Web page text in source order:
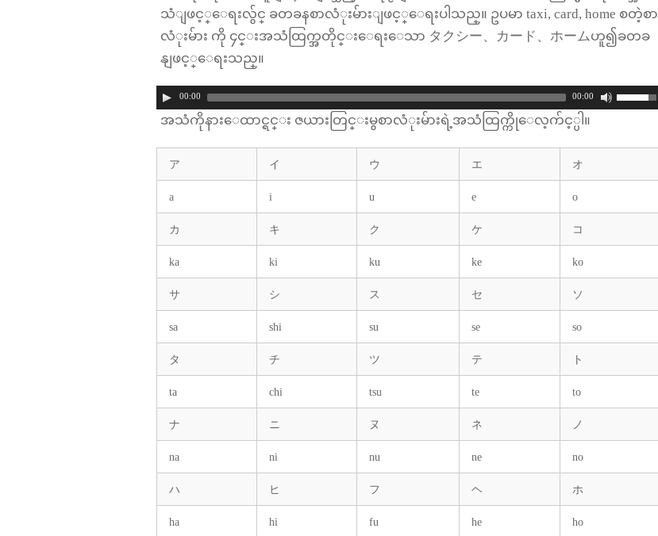
သံျဖင့္ေရးလွ်င္ ခတခနစာလံုးမ်ားျဖင့္ေရးပါသည္။ ဥပမာ taxi, card, home စတဲ့စာ
လံုးမ်ား ကို ၄င္းအသံထြက္အတိုင္းေရးေသာ タクシー、カード、ホームဟူ၍ခတခ
နျဖင့္ေရးသည္။
00:00 00:00
အသံကိုနားေထာင္ရင္း ဇယားတြင္းမွစာလံုးမ်ားရဲ့အသံထြက္ကိုေလ့က်င့္ပါ။
ア イ ウ エ オ
a i u e o
カ キ ク ケ コ
ka ki ku ke ko
サ シ ス セ ソ
sa shi su se so
タ チ ツ テ ト
ta chi tsu te to
ナ ニ ヌ ネ ノ
na ni nu ne no
ハ ヒ フ ヘ ホ
ha hi fu he ho